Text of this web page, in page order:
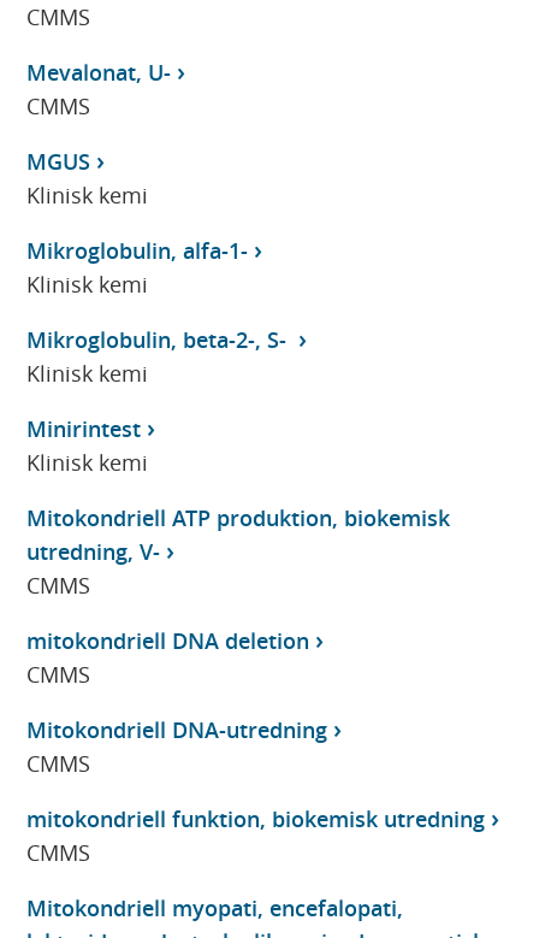
CMMS
Mevalonat, U-
CMMS
MGUS
Klinisk kemi
Mikroglobulin, alfa-1-
Klinisk kemi
Mikroglobulin, beta-2-, S-
Klinisk kemi
Minirintest
Klinisk kemi
Mitokondriell ATP produktion, biokemisk
utredning, V-
CMMS
mitokondriell DNA deletion
CMMS
Mitokondriell DNA-utredning
CMMS
mitokondriell funktion, biokemisk utredning
CMMS
Mitokondriell myopati, encefalopati,